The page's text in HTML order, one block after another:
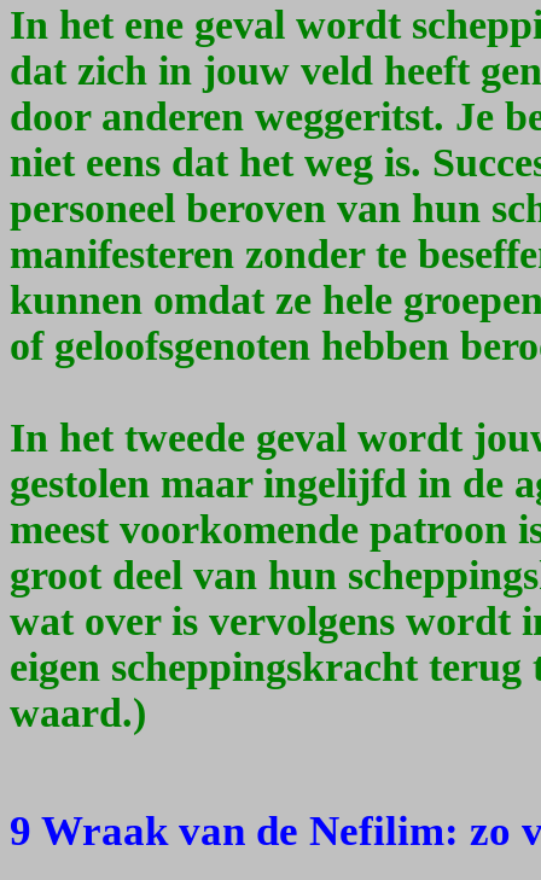
In het ene geval wordt
dat zich in jouw veld heeft
door anderen weggeritst. Je
niet eens dat het weg is.
personeel beroven van hun
manifesteren zonder te
kunnen omdat ze hele
of geloofsgenoten hebben
In het tweede geval wordt
gestolen maar ingelijfd in de
meest voorkomende patroon
groot deel van hun
wat over is vervolgens wordt
eigen scheppingskracht terug
waard.)
9 Wraak van de Nefilim: zo